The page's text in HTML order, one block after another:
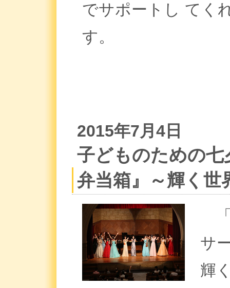
でサポートし てく
す。
2015年7月4日
子どものための
弁当箱』～輝く
「
サ
輝